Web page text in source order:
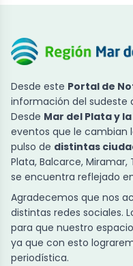
Desde este Portal de
información del sudeste
Desde Mar del Plata y
eventos que le cambian
pulso de distintas
Plata, Balcarce,
se encuentra reflejado
Agradecemos que nos
distintas redes sociales.
para que nuestro
ya que con esto
periodística.